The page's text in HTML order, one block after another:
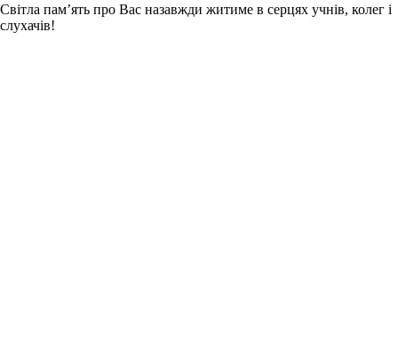
Світла пам’ять про Вас назавжди житиме в серцях учнів, колег і
слухачів!